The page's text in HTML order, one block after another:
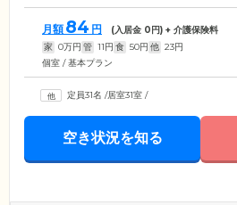
月額 84 円 (入居金 0円) + 介護保険料
家 0万円 管 11円 食 50円 他 23円
個室 / 基本プラン
定員31名 /居室31室 /
空き状況を知る